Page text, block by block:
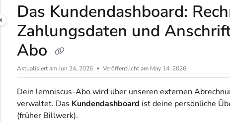
Das Kundendashboard:
Zahlungsdaten und
Abo
Aktualisiert amJun 24, 2026 Veröffentlicht am May 14, 2026
Dein lemniscus-Abo wird über unseren externen
verwaltet. Das Kundendashboard ist deine persönliche
(früher Billwerk).